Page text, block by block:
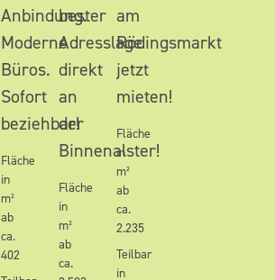
Anbindung.
Moderne
Büros.
Sofort
beziehbar!
Fläche
in
m²
ab
ca.
402
bester
Adresslage
direkt
an
der
Binnenalster!
Fläche
in
m²
ab
ca.
am
Rödingsmarkt
jetzt
mieten!
Fläche
in
m²
ab
ca.
2.235
Teilbar
in